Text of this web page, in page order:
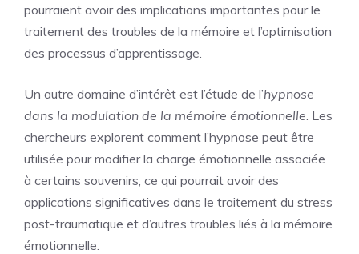
pourraient avoir des implications importantes pour le
traitement des troubles de la mémoire et l’optimisation
des processus d’apprentissage.
Un autre domaine d’intérêt est l’étude de l’hypnose
dans la modulation de la mémoire émotionnelle. Les
chercheurs explorent comment l’hypnose peut être
utilisée pour modifier la charge émotionnelle associée
à certains souvenirs, ce qui pourrait avoir des
applications significatives dans le traitement du stress
post-traumatique et d’autres troubles liés à la mémoire
émotionnelle.